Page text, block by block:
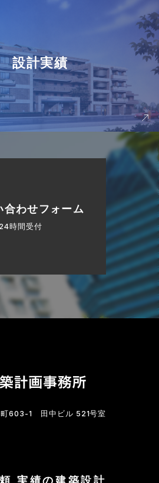
設計実績
合わせフォーム
24時間受付
町603-1
田中ビル 521号室
実績の建築設計